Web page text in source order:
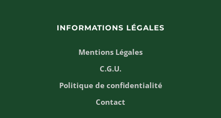
INFORMATIONS LÉGALES
Mentions Légales
C.G.U.
Politique de confidentialité
Contact